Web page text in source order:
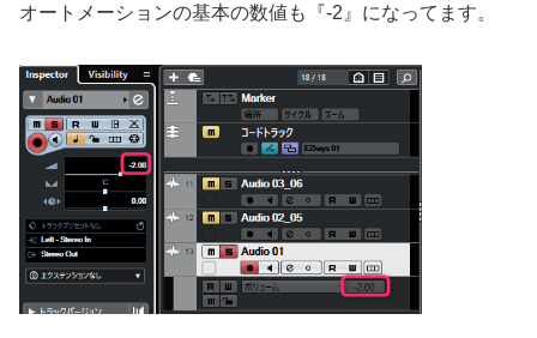
オートメーションの基本の数値も『-2』になってます。